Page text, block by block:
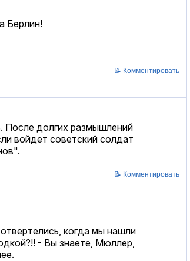
Берлин!
📝 Комментировать
После долгих размышлений
войдет советский солдат
📝 Комментировать
когда мы нашли
- Вы знаете, Мюллер,